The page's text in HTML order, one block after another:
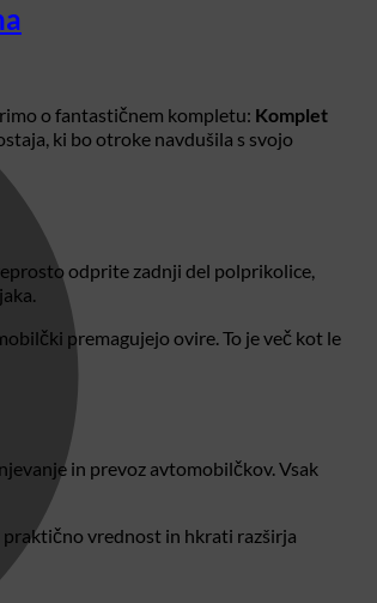
o fantastičnem kompletu: Komplet
ki bo otroke navdušila s svojo
odprite zadnji del polprikolice,
premagujejo ovire. To je več kot le
in prevoz avtomobilčkov. Vsak
praktično vrednost in hkrati razširja